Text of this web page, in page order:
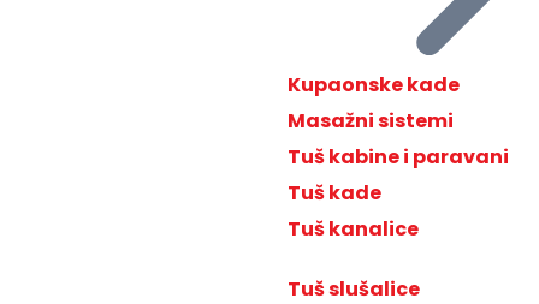
Kupaonske kade
Masažni sistemi
Tuš kabine i paravani
Tuš kade
Tuš kanalice
Tuš slušalice